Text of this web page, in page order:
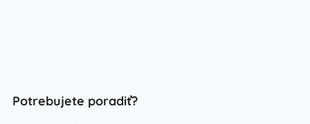
Potrebujete poradiť?